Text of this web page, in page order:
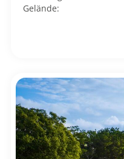
Gelände: